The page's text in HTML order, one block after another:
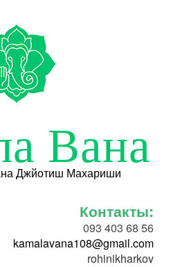
Вана
Джйотиш Махариши
Контакты:
093 403 68 56
kamalavana108@gmail.com
rohinikharkov